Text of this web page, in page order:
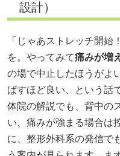
設計）
「じゃあストレッチ開
を。やってみて痛みが増
の場で中止したほうがよ
ばすほど良い、という話
体院の解説でも、背中の
い、痛みが強まる場合は
に、整形外科系の発信で